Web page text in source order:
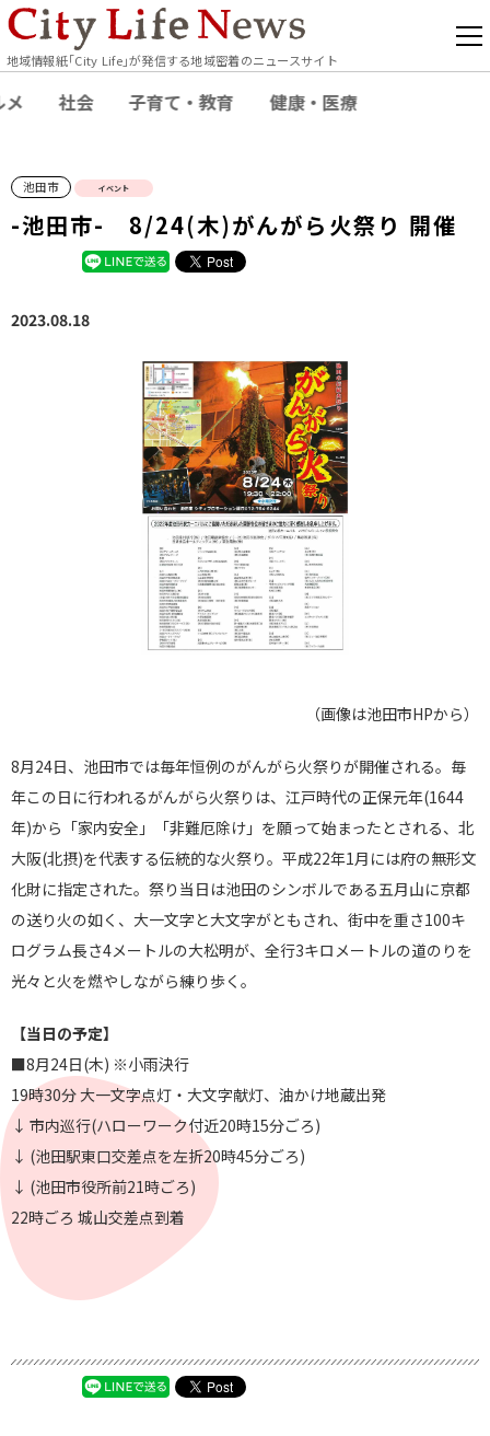
地域情報紙｢City Life｣が発信する地域密着のニュースサイト
メ 社会 子育て・教育 健康・医療
池田市 イベント
-池田市- 8/24(木)がんがら火祭り 開催
2023.08.18
（画像は池田市HPから）
8月24日、池田市では毎年恒例のがんがら火祭りが開催される。毎
年この日に行われるがんがら火祭りは、江戸時代の正保元年(1644
年)から「家内安全」「非難厄除け」を願って始まったとされる、北
大阪(北摂)を代表する伝統的な火祭り。平成22年1月には府の無形文
化財に指定された。祭り当日は池田のシンボルである五月山に京都
の送り火の如く、大一文字と大文字がともされ、街中を重さ100キ
ログラム長さ4メートルの大松明が、全行3キロメートルの道のりを
光々と火を燃やしながら練り歩く。
【当日の予定】
■8月24日(木) ※小雨決行
19時30分 大一文字点灯・大文字献灯、油かけ地蔵出発
↓ 市内巡行(ハローワーク付近20時15分ごろ)
↓ (池田駅東口交差点を左折20時45分ごろ)
↓ (池田市役所前21時ごろ)
22時ごろ 城山交差点到着